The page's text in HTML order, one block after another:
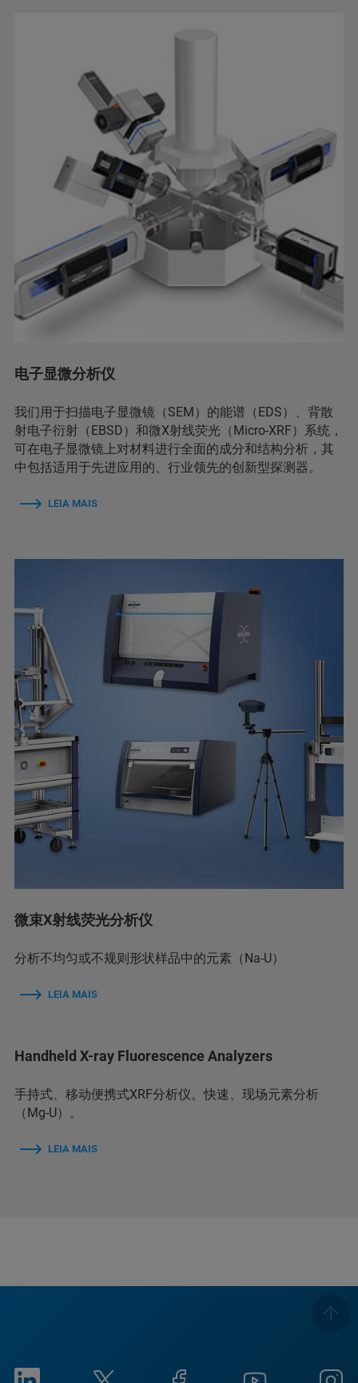
电子显微分析仪
我们用于扫描电子显微镜（SEM）的能谱（EDS）、背散
射电子衍射（EBSD）和微X射线荧光（Micro-XRF）系统，
可在电子显微镜上对材料进行全面的成分和结构分析，其
中包括适用于先进应用的、行业领先的创新型探测器。
LEIA MAIS
微束X射线荧光分析仪
分析不均匀或不规则形状样品中的元素（Na-U）
LEIA MAIS
Handheld X-ray Fluorescence Analyzers
手持式、移动便携式XRF分析仪。快速、现场元素分析
（Mg-U）。
LEIA MAIS